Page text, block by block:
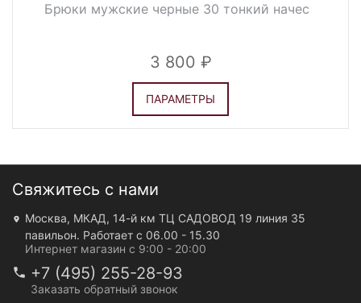
Брюки мужские черные 30 тонкий начес
3 800
ПАРАМЕТРЫ
Свяжитесь с нами
Москва, МКАД, 14-й км ТЦ САДОВОД 19 линия 35
павильон. Работает с 06.00 - 15.30
Интернет магазин с 9:00 - 20:00
+7 (495) 255-28-93
Заказать обратный звонок